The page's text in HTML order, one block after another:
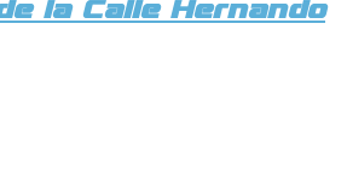
la Calle Hernando